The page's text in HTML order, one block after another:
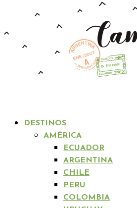
DESTINOS
AMÉRICA
ECUADOR
ARGENTINA
CHILE
PERU
COLOMBIA